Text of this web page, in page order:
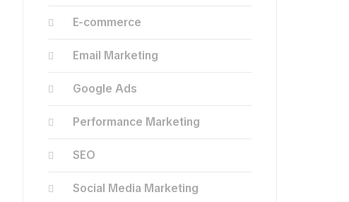
E-commerce
Email Marketing
Google Ads
Performance Marketing
SEO
Social Media Marketing